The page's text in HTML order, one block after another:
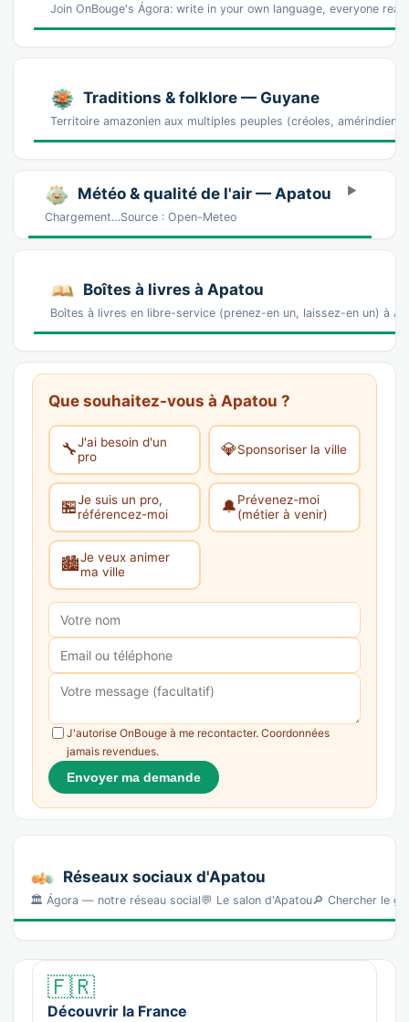
Join OnBouge's Ágora: write in your own language, everyone
Traditions & folklore — Guyane
Territoire amazonien aux multiples peuples (créoles,
Météo & qualité de l'air — Apatou
Chargement…Source : Open-Meteo
Boîtes à livres à Apatou
Boîtes à livres en libre-service (prenez-en un, laissez-en un) à
Que souhaitez-vous à Apatou ?
🔧J'ai besoin d'un
pro
💎Sponsoriser la ville
🏪Je suis un pro,
référencez-moi
🔔Prévenez-moi
(métier à venir)
🏙️Je veux animer
ma ville
J'autorise OnBouge à me recontacter. Coordonnées
jamais revendues.
Envoyer ma demande
Réseaux sociaux d'Apatou
🏛️ Ágora — notre réseau social💬 Le salon d'Apatou🔎 Chercher le
🇫🇷
Découvrir la France